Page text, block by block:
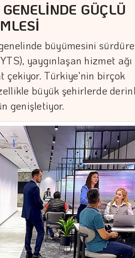
GÜÇLÜ
büyümesini
yaygınlaşan hizmet ağı
çekiyor. Türkiye'nin birçok
büyük şehirlerde
genişletiyor.